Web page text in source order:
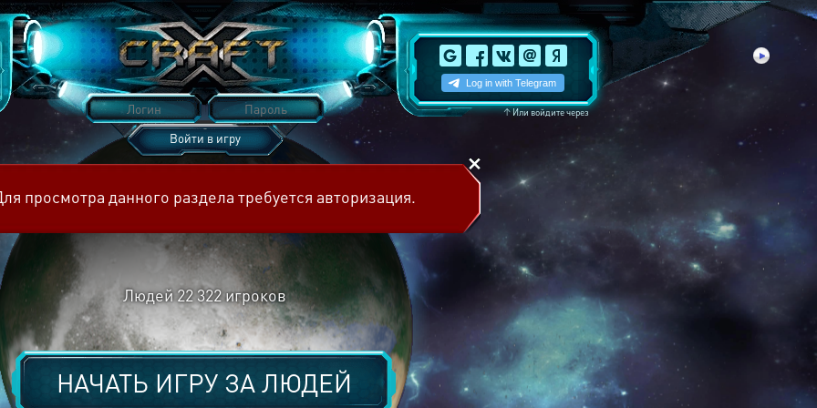
↑Или войдите через
Войти в игру
просмотра данного раздела требуется авторизация.
Людей 22 322игроков
НАЧАТЬ ИГРУ ЗАЛЮДЕЙ